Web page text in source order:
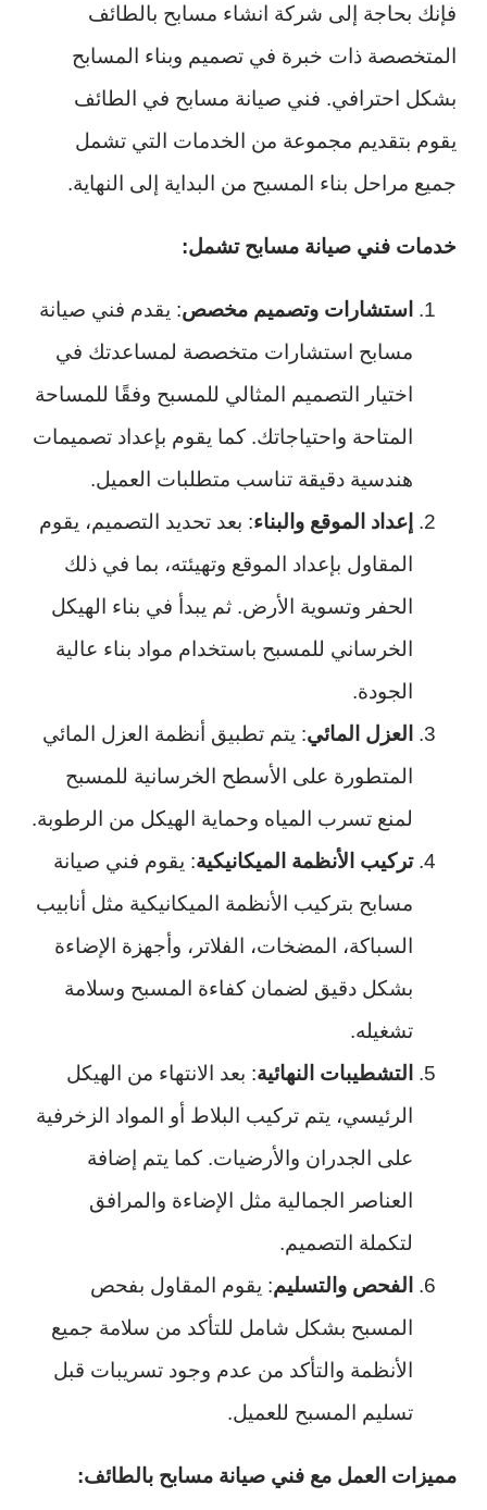
فإنك بحاجة إلى شركة انشاء مسابح بالطائف
المتخصصة ذات خبرة في تصميم وبناء المسابح
بشكل احترافي. فني صيانة مسابح في الطائف
يقوم بتقديم مجموعة من الخدمات التي تشمل
جميع مراحل بناء المسبح من البداية إلى النهاية.
خدمات فني صيانة مسابح تشمل:
استشارات وتصميم مخصص: يقدم فني صيانة
مسابح استشارات متخصصة لمساعدتك في
اختيار التصميم المثالي للمسبح وفقًا للمساحة
المتاحة واحتياجاتك. كما يقوم بإعداد تصميمات
هندسية دقيقة تناسب متطلبات العميل.
إعداد الموقع والبناء: بعد تحديد التصميم، يقوم
المقاول بإعداد الموقع وتهيئته، بما في ذلك
الحفر وتسوية الأرض. ثم يبدأ في بناء الهيكل
الخرساني للمسبح باستخدام مواد بناء عالية
الجودة.
العزل المائي: يتم تطبيق أنظمة العزل المائي
المتطورة على الأسطح الخرسانية للمسبح
لمنع تسرب المياه وحماية الهيكل من الرطوبة.
تركيب الأنظمة الميكانيكية: يقوم فني صيانة
مسابح بتركيب الأنظمة الميكانيكية مثل أنابيب
السباكة، المضخات، الفلاتر، وأجهزة الإضاءة
بشكل دقيق لضمان كفاءة المسبح وسلامة
تشغيله.
التشطيبات النهائية: بعد الانتهاء من الهيكل
الرئيسي، يتم تركيب البلاط أو المواد الزخرفية
على الجدران والأرضيات. كما يتم إضافة
العناصر الجمالية مثل الإضاءة والمرافق
لتكملة التصميم.
الفحص والتسليم: يقوم المقاول بفحص
المسبح بشكل شامل للتأكد من سلامة جميع
الأنظمة والتأكد من عدم وجود تسريبات قبل
تسليم المسبح للعميل.
مميزات العمل مع فني صيانة مسابح بالطائف: